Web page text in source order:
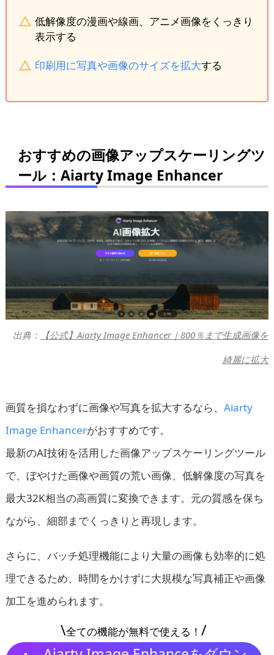
低解像度の漫画や線画、アニメ画像をくっきり
表示する
印刷用に写真や画像のサイズを拡大する
おすすめの画像アップスケーリングツ
ール：Aiarty Image Enhancer
出典：
【公式】Aiarty Image Enhancer｜800％まで生成画像を
綺麗に拡大
画質を損なわずに画像や写真を拡大するなら、 Aiarty
Image Enhancerがおすすめです。
最新のAI技術を活用した画像アップスケーリングツール
で、ぼやけた画像や画質の荒い画像、低解像度の写真を
最大32K相当の高画質に変換できます。元の質感を保ち
ながら、細部までくっきりと再現します。
さらに、バッチ処理機能により大量の画像も効率的に処
理できるため、時間をかけずに大規模な写真補正や画像
加工を進められます。
\全ての機能が無料で使える！/